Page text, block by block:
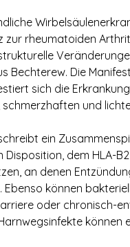
rheumatoiden
Bechterew. Die
sich die
und
ein
Disposition, dem HLA-
an denen
können
oder chronisch-